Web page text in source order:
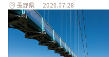
長野県 2026.07.28